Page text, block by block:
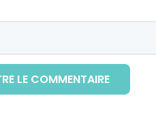
LE COMMENTAIRE